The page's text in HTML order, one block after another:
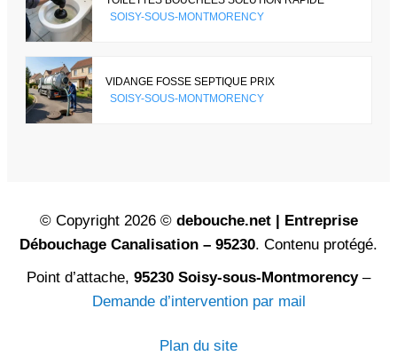
SOISY-SOUS-MONTMORENCY
VIDANGE FOSSE SEPTIQUE PRIX
SOISY-SOUS-MONTMORENCY
© Copyright 2026 © debouche.net | Entreprise
Débouchage Canalisation – 95230. Contenu protégé.
Point d’attache, 95230 Soisy-sous-Montmorency–
Demande d’intervention par mail
Plan du site